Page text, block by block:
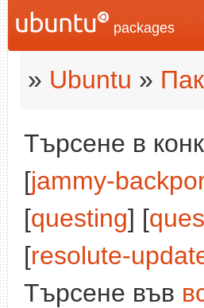
packages
» Ubuntu »
Търсене в
[jammy-
[questing] [
[resolute-
Търсене във